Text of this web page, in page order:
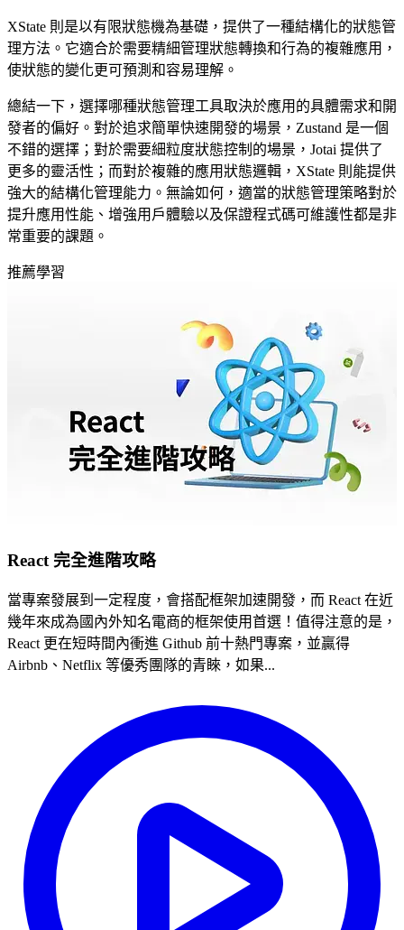
XState 則是以有限狀態機為基礎，提供了一種結構化的狀態管
理方法。它適合於需要精細管理狀態轉換和行為的複雜應用，
使狀態的變化更可預測和容易理解。
總結一下，選擇哪種狀態管理工具取決於應用的具體需求和開
發者的偏好。對於追求簡單快速開發的場景，Zustand 是一個
不錯的選擇；對於需要細粒度狀態控制的場景，Jotai 提供了
更多的靈活性；而對於複雜的應用狀態邏輯，XState 則能提供
強大的結構化管理能力。無論如何，適當的狀態管理策略對於
提升應用性能、增強用戶體驗以及保證程式碼可維護性都是非
常重要的課題。
推薦學習
React 完全進階攻略
當專案發展到一定程度，會搭配框架加速開發，而 React 在近
幾年來成為國內外知名電商的框架使用首選！值得注意的是，
React 更在短時間內衝進 Github 前十熱門專案，並贏得
Airbnb、Netflix 等優秀團隊的青睞，如果...